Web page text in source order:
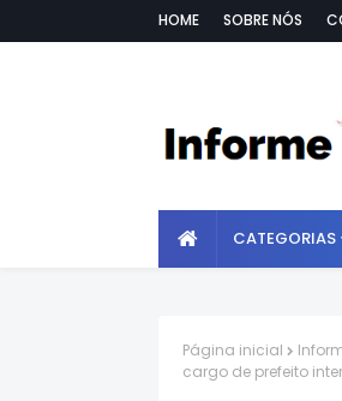
HOME SOBRE NÓS
CATEGORIAS
Página inicial
cargo de prefeito